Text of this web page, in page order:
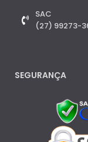
SAC
(27) 99273-
SEGURANÇA